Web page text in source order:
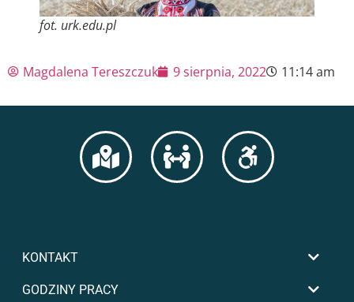
fot. urk.edu.pl
Magdalena Tereszczuk 9 sierpnia, 2022 11:14 am
KONTAKT
GODZINY PRACY